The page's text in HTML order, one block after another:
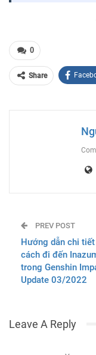
0
Share
PREV POST
Hướng dẫn chi tiết
cách đi đến
trong Genshin
Update 03/2022
Leave A Reply